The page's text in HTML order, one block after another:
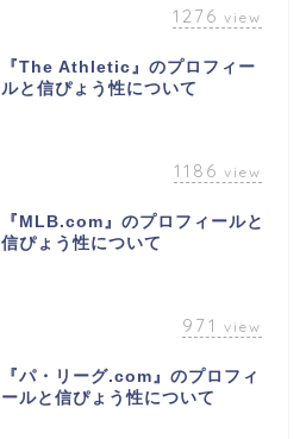
1276 view
『The Athletic』のプロフィー
ルと信ぴょう性について
1186 view
『MLB.com』のプロフィールと
信ぴょう性について
971 view
『パ・リーグ.com』のプロフィ
ールと信ぴょう性について